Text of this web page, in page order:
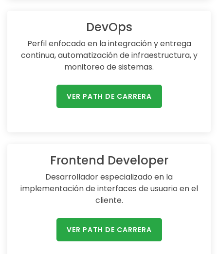
DevOps
Perfil enfocado en la integración y entrega
continua, automatización de infraestructura, y
monitoreo de sistemas.
VER PATH DE CARRERA
Frontend Developer
Desarrollador especializado en la
implementación de interfaces de usuario en el
cliente.
VER PATH DE CARRERA